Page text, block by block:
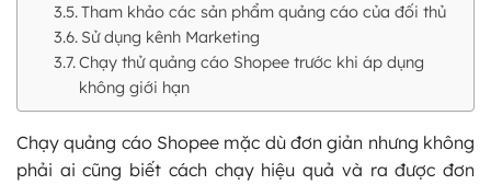
Tham khảo các sản phẩm quảng cáo của đối thủ
Sử dụng kênh Marketing
Chạy thử quảng cáo Shopee trước khi áp dụng
không giới hạn
Chạy quảng cáo Shopee mặc dù đơn giản nhưng không
phải ai cũng biết cách chạy hiệu quả và ra được đơn